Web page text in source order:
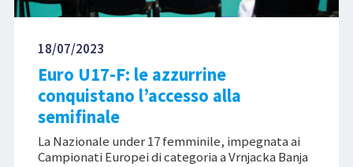
18/07/2023
Euro U17-F: le azzurrine
conquistano l’accesso alla
semifinale
La Nazionale under 17 femminile, impegnata ai
Campionati Europei di categoria a Vrnjacka Banja